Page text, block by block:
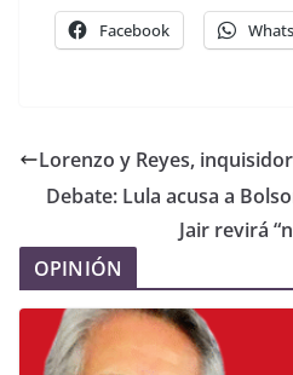
Facebook
Lorenzo y Reyes,
Debate: Lula acusa a
Jair revirá
OPINIÓN